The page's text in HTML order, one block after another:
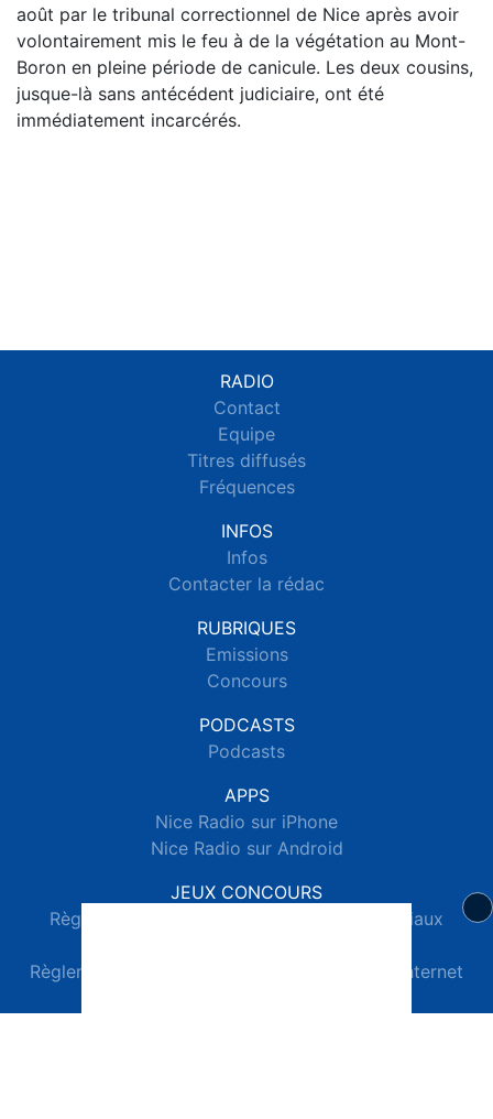
août par le tribunal correctionnel de Nice après avoir
volontairement mis le feu à de la végétation au Mont-
Boron en pleine période de canicule. Les deux cousins,
jusque-là sans antécédent judiciaire, ont été
immédiatement incarcérés.
RADIO
Contact
Equipe
Titres diffusés
Fréquences
INFOS
Infos
Contacter la rédac
RUBRIQUES
Emissions
Concours
PODCASTS
Podcasts
APPS
Nice Radio sur iPhone
Nice Radio sur Android
JEUX CONCOURS
Règlements des jeux concours réseaux sociaux
Règlements des jeux concours téléphone et internet